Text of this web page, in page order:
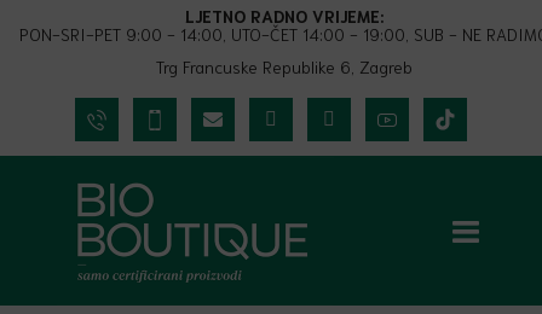
LJETNO RADNO VRIJEME:
PON-SRI-PET 9:00 - 14:00, UTO-ČET 14:00 - 19:00, SUB - NE
Trg Francuske Republike 6, Zagreb